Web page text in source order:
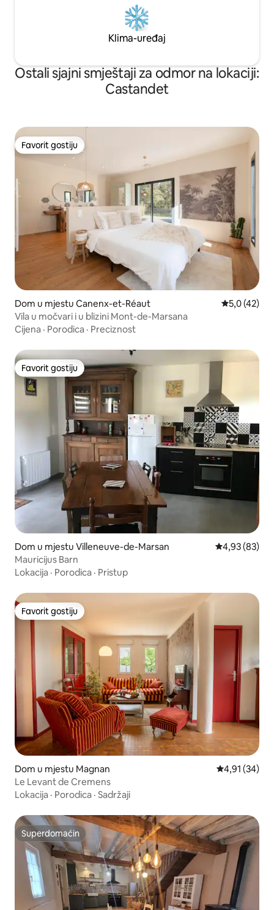
Klima-uređaj
Ostali sjajni smještaji za odmor na lokaciji:
Castandet
Favorit gostiju
Favorit gostiju
Dom u mjestu Canenx-et-Réaut Prosječna
5,0 (42)
Vila u močvari i u blizini Mont-de-Marsana
Cijena · Porodica · Preciznost
Favorit gostiju
Favorit gostiju
Dom u mjestu Villeneuve-de-Marsan Prosječna
4,93 (83)
Mauricijus Barn
Lokacija · Porodica · Pristup
Favorit gostiju
Favorit gostiju
Dom u mjestu Magnan Prosječna
4,91 (34)
Le Levant de Cremens
Lokacija · Porodica · Sadržaji
Superdomaćin
Superdomaćin